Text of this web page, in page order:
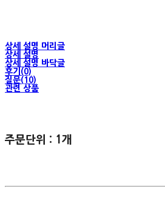
상세 설명 머리글
상세 설명
상세 설명 바닥글
후기(0)
질문(10)
관련 상품
주문단위 : 1개